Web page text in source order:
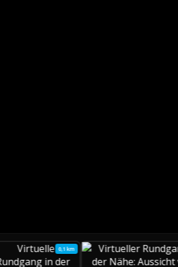
0,1 km